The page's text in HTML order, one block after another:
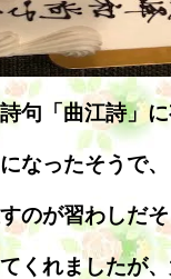
句「曲江詩」
なったそうで
のが習わしだ
くれましたが